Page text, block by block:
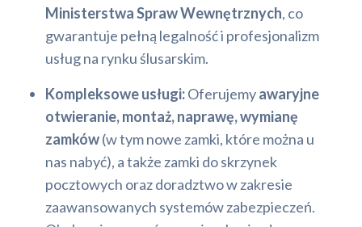
Ministerstwa Spraw Wewnętrznych, co
gwarantuje pełną legalność i profesjonalizm
usług na rynku ślusarskim.
Kompleksowe usługi:Oferujemyawaryjne
otwieranie, montaż, naprawę, wymianę
zamków(w tym nowe zamki, które można u
nas nabyć), a także zamki do skrzynek
pocztowych oraz doradztwo w zakresie
zaawansowanych systemów zabezpieczeń.